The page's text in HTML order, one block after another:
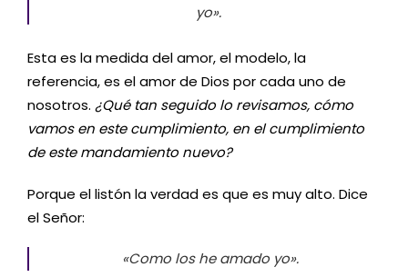
yo».
Esta es la medida del amor, el modelo, la
referencia, es el amor de Dios por cada uno de
nosotros. ¿Qué tan seguido lo revisamos, cómo
vamos en este cumplimiento, en el cumplimiento
de este mandamiento nuevo?
Porque el listón la verdad es que es muy alto. Dice
el Señor:
«Como los he amado yo».